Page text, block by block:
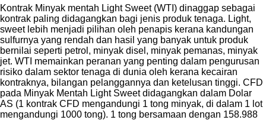
Kontrak Minyak mentah Light Sweet (WTI) dinaggap sebagai
kontrak paling didagangkan bagi jenis produk tenaga. Light,
sweet lebih menjadi pilihan oleh penapis kerana kandungan
sulfurnya yang rendah dan hasil yang banyak untuk produk
bernilai seperti petrol, minyak disel, minyak pemanas, minyak
jet. WTI memainkan peranan yang penting dalam pengurusan
risiko dalam sektor tenaga di dunia oleh kerana kecairan
kontraknya, bilangan pelanggannya dan ketelusan tinggi. CFD
pada Minyak Mentah Light Sweet didagangkan dalam Dolar
AS (1 kontrak CFD mengandungi 1 tong minyak, di dalam 1 lot
mengandungi 1000 tong). 1 tong bersamaan dengan 158.988